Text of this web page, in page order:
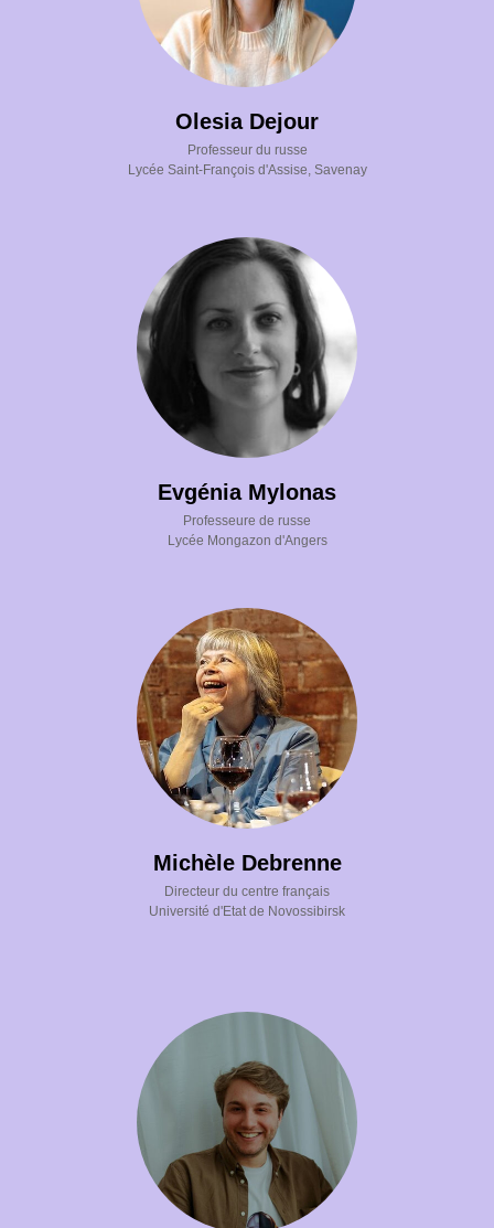
Olesia Dejour
Professeur du russe
Lycée Saint-François d'Assise, Savenay
Evgénia Mylonas
Professeure de russe
Lycée Mongazon d'Angers
Michèle Debrenne
Directeur du centre français
Université d'Etat de Novossibirsk